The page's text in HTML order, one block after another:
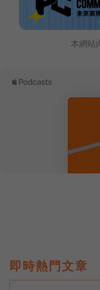
本網站
即時熱門文章